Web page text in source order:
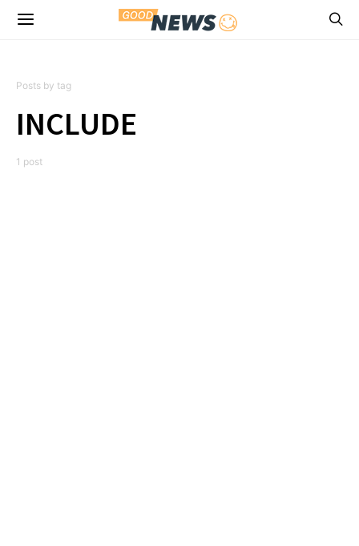
Posts by tag
INCLUDE
1 post